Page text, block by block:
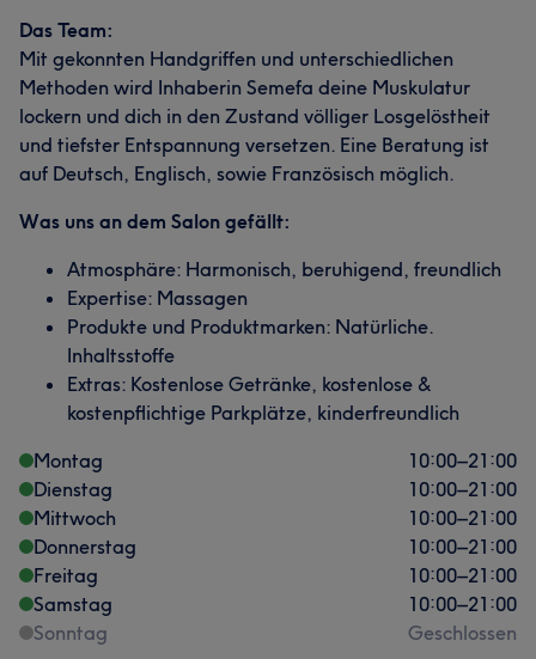
Das Team:
Mit gekonnten Handgriffen und unterschiedlichen
Methoden wird Inhaberin Semefa deine Muskulatur
lockern und dich in den Zustand völliger Losgelöstheit
und tiefster Entspannung versetzen. Eine Beratung ist
auf Deutsch, Englisch, sowie Französisch möglich.
Was uns an dem Salon gefällt:
Atmosphäre: Harmonisch, beruhigend, freundlich
Expertise: Massagen
Produkte und Produktmarken: Natürliche.
Inhaltsstoffe
Extras: Kostenlose Getränke, kostenlose &
kostenpflichtige Parkplätze, kinderfreundlich
Montag
10:00–21:00
Dienstag
10:00–21:00
Mittwoch
10:00–21:00
Donnerstag
10:00–21:00
Freitag
10:00–21:00
Samstag
10:00–21:00
Sonntag
Geschlossen